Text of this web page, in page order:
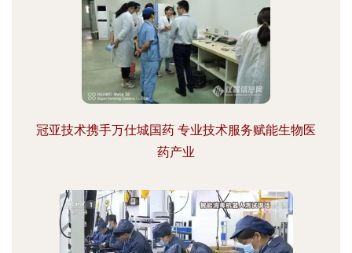
冠亚技术携手万仕城国药 专业技术服务赋能生物医
药产业